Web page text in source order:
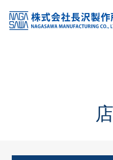
KSS加盟店・取扱店情報
店舗一覧